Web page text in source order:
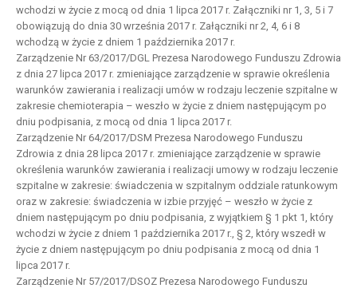
wchodzi w życie z mocą od dnia 1 lipca 2017 r. Załączniki nr 1, 3, 5 i 7
obowiązują do dnia 30 września 2017 r. Załączniki nr 2, 4, 6 i 8
wchodzą w życie z dniem 1 października 2017 r.
Zarządzenie Nr 63/2017/DGL Prezesa Narodowego Funduszu Zdrowia
z dnia 27 lipca 2017 r. zmieniające zarządzenie w sprawie określenia
warunków zawierania i realizacji umów w rodzaju leczenie szpitalne w
zakresie chemioterapia – weszło w życie z dniem następującym po
dniu podpisania, z mocą od dnia 1 lipca 2017 r.
Zarządzenie Nr 64/2017/DSM Prezesa Narodowego Funduszu
Zdrowia z dnia 28 lipca 2017 r. zmieniające zarządzenie w sprawie
określenia warunków zawierania i realizacji umowy w rodzaju leczenie
szpitalne w zakresie: świadczenia w szpitalnym oddziale ratunkowym
oraz w zakresie: świadczenia w izbie przyjęć – weszło w życie z
dniem następującym po dniu podpisania, z wyjątkiem § 1 pkt 1, który
wchodzi w życie z dniem 1 października 2017 r., § 2, który wszedł w
życie z dniem następującym po dniu podpisania z mocą od dnia 1
lipca 2017 r.
Zarządzenie Nr 57/2017/DSOZ Prezesa Narodowego Funduszu